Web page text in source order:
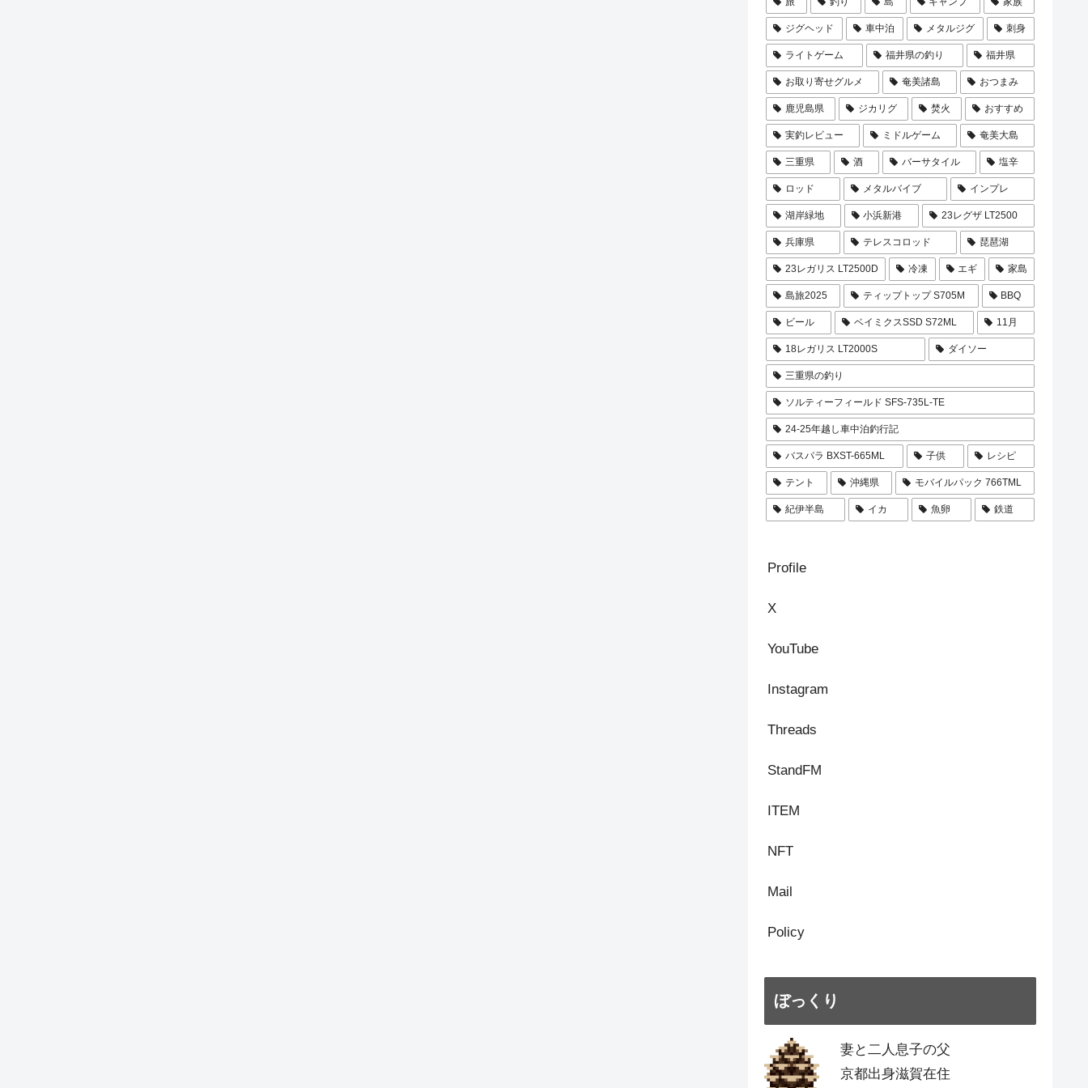
ジグヘッド 車中泊 メタルジグ 刺身
ライトゲーム 福井県の釣り 福井県
お取り寄せグルメ 奄美諸島 おつまみ
鹿児島県 ジカリグ 焚火 おすすめ
実釣レビュー ミドルゲーム 奄美大島
三重県 酒 バーサタイル 塩辛
ロッド メタルバイブ インプレ
湖岸緑地 小浜新港 23レグザ LT2500
兵庫県 テレスコロッド 琵琶湖
23レガリス LT2500D 冷凍 エギ 家島
島旅2025 ティップトップ S705M BBQ
ビール ベイミクスSSD S72ML 11月
18レガリス LT2000S ダイソー
三重県の釣り
ソルティーフィールド SFS-735L-TE
24-25年越し車中泊釣行記
バスパラ BXST-665ML 子供 レシピ
テント 沖縄県 モバイルパック 766TML
紀伊半島 イカ 魚卵 鉄道
Profile
X
YouTube
Instagram
Threads
StandFM
ITEM
NFT
Mail
Policy
ぼっくり
妻と二人息子の父
京都出身滋賀在住